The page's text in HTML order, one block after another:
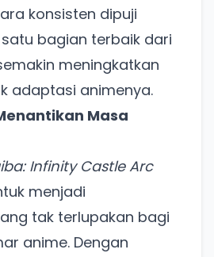
konsisten dipuji
bagian terbaik dari
meningkatkan
adaptasi animenya.
Masa
Infinity Castle Arc
menjadi
tak terlupakan bagi
anime. Dengan
Baru!
kamu yang mau coba
baru nih! Coba BulkFame
lebih baik.
Sosmed kapan saja.
BulkFame